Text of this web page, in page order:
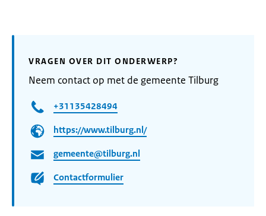
VRAGEN OVER DIT ONDERWERP?
Neem contact op met de gemeente Tilburg
+31135428494
https://www.tilburg.nl/
gemeente@tilburg.nl
Contactformulier